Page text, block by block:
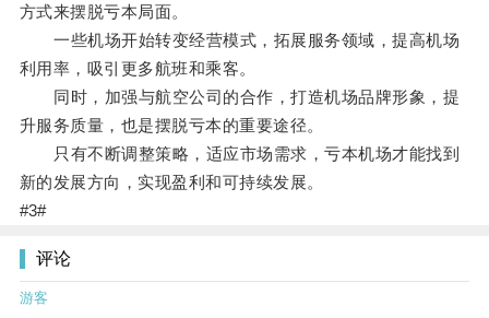
方式来摆脱亏本局面。
一些机场开始转变经营模式，拓展服务领域，提高机场
利用率，吸引更多航班和乘客。
同时，加强与航空公司的合作，打造机场品牌形象，提
升服务质量，也是摆脱亏本的重要途径。
只有不断调整策略，适应市场需求，亏本机场才能找到
新的发展方向，实现盈利和可持续发展。
#3#
评论
游客